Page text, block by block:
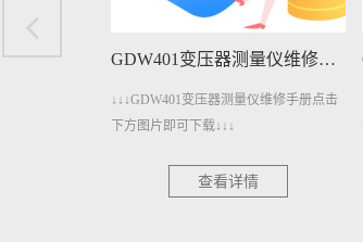
GDW401变压器测量仪维修手册下载
↓↓↓GDW401变压器测量仪维修手册点击
下方图片即可下载↓↓↓
查看详情